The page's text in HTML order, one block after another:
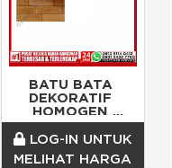
BATU BATA
DEKORATIF
HOMOGEN
MONOCOLOR
MEDIUM
ORANGE/DOS
LOG-IN UNTUK
MELIHAT HARGA